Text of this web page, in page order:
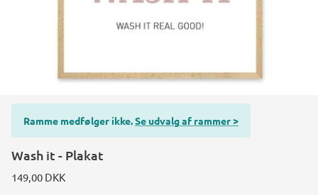
Konstruktions køretøj temafest
Ramme medfølger ikke.Se udvalg af rammer >
Wash it - Plakat
149,00 DKK